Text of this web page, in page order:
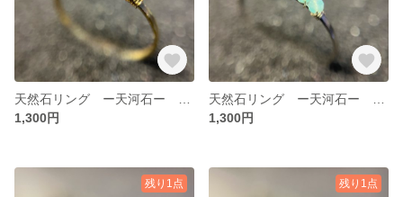
1,300円
1,300円
残り1点 残り1点